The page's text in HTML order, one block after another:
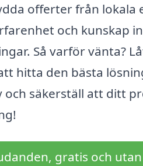
offerter från lokala
och kunskap
Så varför vänta?
hitta den bästa
och säkerställ att ditt
gratis och utan